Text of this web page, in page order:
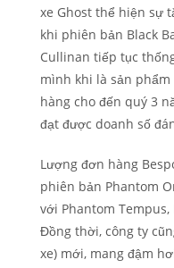
xe Ghost thể hiện sự
khi phiên bản Black
Cullinan tiếp tục
mình khi là sản
hàng cho đến quý 3
đạt được doanh số
Lượng đơn hàng
phiên bản Phantom
với Phantom Tempus,
Đồng thời, công ty
xe) mới, mang đậm